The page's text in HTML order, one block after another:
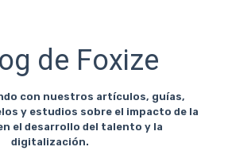
de Foxize
con nuestros artículos, guías,
y estudios sobre el impacto de la
el desarrollo del talento y la
digitalización.